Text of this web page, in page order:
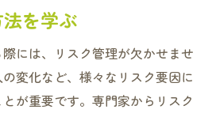
を学ぶ
には、リスク管理が欠かせませ
変化など、様々なリスク要因に
が重要です。専門家からリスク